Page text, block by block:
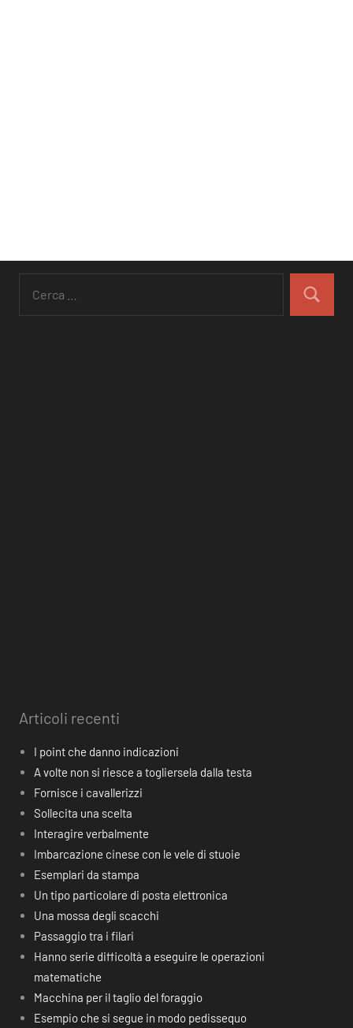
Articoli recenti
I point che danno indicazioni
A volte non si riesce a togliersela dalla testa
Fornisce i cavallerizzi
Sollecita una scelta
Interagire verbalmente
Imbarcazione cinese con le vele di stuoie
Esemplari da stampa
Un tipo particolare di posta elettronica
Una mossa degli scacchi
Passaggio tra i filari
Hanno serie difficoltà a eseguire le operazioni
matematiche
Macchina per il taglio del foraggio
Esempio che si segue in modo pedissequo